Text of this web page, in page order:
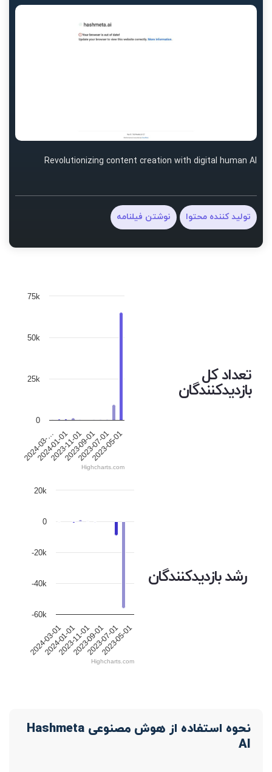
Revolutionizing content creation with digital human AI
تولید کننده محتوا نوشتن فیلنامه
تعداد کل
بازدیدکنندگان
2024-03-…
2024-01-01
2023-11-01
2023-09-01
2023-07-01
2023-05-01
0
25k
50k
75k
Highcharts.com
رشد بازدیدکنندگان
2024-03-01
2024-01-01
2023-11-01
2023-09-01
2023-07-01
2023-05-01
-60k
-40k
-20k
0
20k
Highcharts.com
نحوه استفاده از هوش مصنوعی Hashmeta
AI